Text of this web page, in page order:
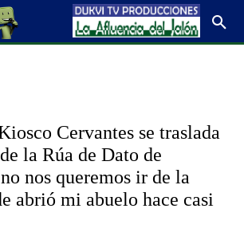
Cervantes se traslada
la Rúa de Dato de
nos queremos ir de la
abrió mi abuelo hace casi